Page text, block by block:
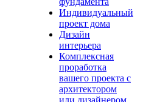
Индивидуальный
проект дома
Дизайн
интерьера
Комплексная
проработка
вашего проекта с
архитектором
или дизайнером